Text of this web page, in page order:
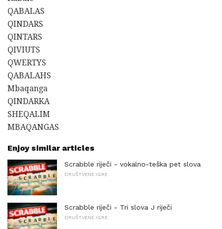
QABALAS
QINDARS
QINTARS
QIVIUTS
QWERTYS
QABALAHS
Mbaqanga
QINDARKA
SHEQALIM
MBAQANGAS
Enjoy similar articles
Scrabble riječi - vokalno-teška pet slova
DRUŠTVENE IGRE
Scrabble riječi - Tri slova J riječi
DRUŠTVENE IGRE